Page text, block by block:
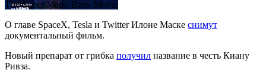
The Super Mario Bros. Movie
О главе SpaceX, Tesla и Twitter Илоне Маске снимут
документальный фильм.
Новый препарат от грибка получил название в честь Киану
Ривза.